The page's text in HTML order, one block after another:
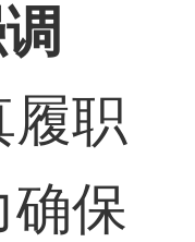
职
确保